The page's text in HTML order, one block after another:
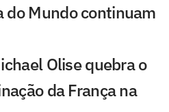
do Mundo continuam
Olise quebra o
da França na